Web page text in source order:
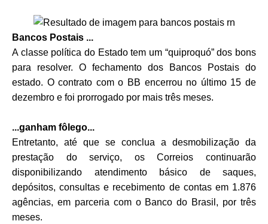
Bancos Postais ...
A classe política do Estado tem um “quiproquó” dos bons
para resolver. O fechamento dos Bancos Postais do
estado. O contrato com o BB encerrou no último 15 de
dezembro e foi prorrogado por mais três meses.
...ganham fôlego...
Entretanto, até que se conclua a desmobilização da
prestação do serviço, os Correios continuarão
disponibilizando atendimento básico de saques,
depósitos, consultas e recebimento de contas em 1.876
agências, em parceria com o Banco do Brasil, por três
meses.